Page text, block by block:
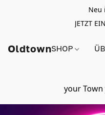
Neu
JETZT
OldtownSHOP
your